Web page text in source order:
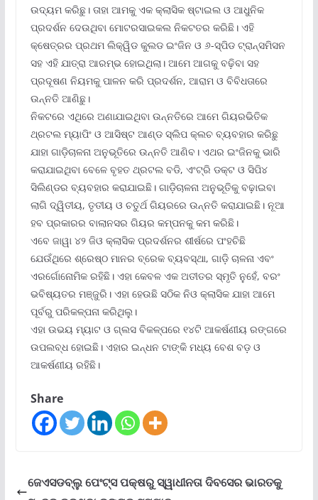
ଉଦ୍ୟମ କରିଛୁ। ତାହା ଆମକୁ ଏକ କ୍ଲାସିକ ଷ୍ଟାଇଲ ଓ ଆଧୁନିକ
ପ୍ରଦର୍ଶନ ଦେଉଥିବା ମୋଟରସାଇକଲ ନିକଟତର କରିଛି। ଏହି
କ୍ଷେତ୍ରର ପ୍ରଥମ ଲିକ୍ୱିଡ କୁଲଡ ଇଂଜିନ ଓ ୬-ସ୍ପିଡ ଟ୍ରାନ୍ସମିସନ
ସହ ଏହି ଯାତ୍ରା ଆରମ୍ଭ ହୋଇଥିଲା। ଆମେ ଆଗକୁ ବଢ଼ିବା ସହ
ପ୍ରଦୂଷଣ ନିୟମକୁ ପାଳନ କରି ପ୍ରଦର୍ଶନ, ଆରାମ ଓ ବିବିଧତାରେ
ଉନ୍ନତି ଆଣିଛୁ।
ନିକଟରେ ଏଥିରେ ଅଣାଯାଇଥିବା ଉନ୍ନତିରେ ଆମେ ଗିୟରଭିତିକ
ଥ୍ରଟଲ ମ୍ୟାପିଂ ଓ ଆସିଷ୍ଟ ଆଣ୍ଡ ସ୍ଲିପ କ୍ଲଚ ବ୍ୟବହାର କରିଛୁ
ଯାହା ଗାଡ଼ିଚାଳନା ଅନୁଭୂତିରେ ଉନ୍ନତି ଆଣିବ। ଏଥର ଇଂଜିନକୁ ଭାରି
କରାଯାଇଥିବା ବେଳେ ବୃହତ ଥ୍ରଟଲ ବଡି, ଏଂଟ୍ରି ଡକ୍ଟ ଓ ସିପି୪
ସିଲିଣ୍ଡର ବ୍ୟବହାର କରାଯାଇଛି। ଗାଡ଼ିଚାଳନା ଅନୁଭୂତିକୁ ବଢ଼ାଇବା
ଲାଗି ଦ୍ୱିତୀୟ, ତୃତୀୟ ଓ ଚତୁର୍ଥ ଗିୟରରେ ଉନ୍ନତି କରାଯାଇଛି। ନୂଆ
ହବ ପ୍ରକାରର ବାଲାନସର ଗିୟର କମ୍ପନକୁ କମ କରିଛି।
ଏବେ ଜାୱା ୪୨ ଜିଓ କ୍ଲାସିକ ପ୍ରଦର୍ଶନର ଶୀର୍ଷରେ ପଂହଚିଛି
ଯେଉଁଥିରେ ଶ୍ରେଷ୍ଠ ମାନର ବ୍ରେକ ବ୍ୟବସ୍ଥା, ଗାଡ଼ି ଚାଳନା ଏବଂ
ଏରର୍ଗୋନୋମିକ ରହିଛି। ଏହା କେବଳ ଏକ ଅତୀତର ସ୍ମୃତି ନୁହେଁ, ବରଂ
ଭବିଷ୍ୟତର ମଞ୍ଜୁରି। ଏହା ହେଉଛି ସଠିକ ନିଓ କ୍ଲାସିକ ଯାହା ଆମେ
ପୂର୍ବରୁ ପରିକଳ୍ପନା କରିଥିଲୁ।
ଏହା ଉଭୟ ମ୍ୟାଟ ଓ ଗ୍ଲସ ବିକଳ୍ପରେ ୧୪ଟି ଆକର୍ଷଣୀୟ ରଙ୍ଗରେ
ଉପଲବ୍ଧ ହୋଇଛି। ଏହାର ଇନ୍ଧନ ଟାଙ୍କି ମଧ୍ୟ ବେଶ ବଡ଼ ଓ
ଆକର୍ଷଣୀୟ ରହିଛି।
Share
ଜେଏସଡବ୍ଲୁ ପେଂଟ୍‌ସ ପକ୍ଷରୁ ସ୍ୱାଧୀନତା ଦିବସେର ଭାରତକୁ